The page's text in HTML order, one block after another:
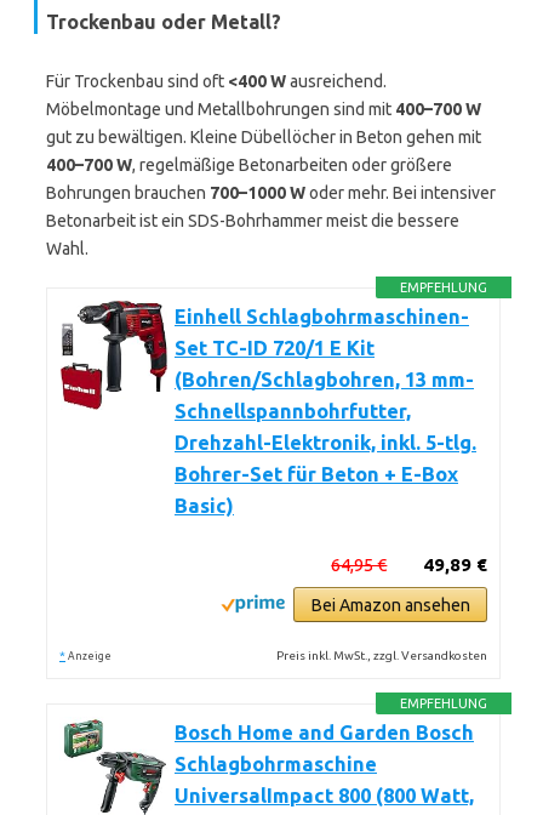
Trockenbau oder Metall?
Für Trockenbau sind oft <400 Wausreichend.
Möbelmontage und Metallbohrungen sind mit 400–700 W
gut zu bewältigen. Kleine Dübellöcher in Beton gehen mit
400–700 W, regelmäßige Betonarbeiten oder größere
Bohrungen brauchen 700–1000 Woder mehr. Bei intensiver
Betonarbeit ist ein SDS-Bohrhammer meist die bessere
Wahl.
EMPFEHLUNG
Einhell Schlagbohrmaschinen-
Set TC-ID 720/1 E Kit
(Bohren/Schlagbohren, 13 mm-
Schnellspannbohrfutter,
Drehzahl-Elektronik, inkl. 5-tlg.
Bohrer-Set für Beton + E-Box
Basic)
49,89 €
64,95 €
Bei Amazon ansehen
* Anzeige Preis inkl. MwSt., zzgl. Versandkosten
EMPFEHLUNG
Bosch Home and Garden Bosch
Schlagbohrmaschine
UniversalImpact 800 (800 Watt,